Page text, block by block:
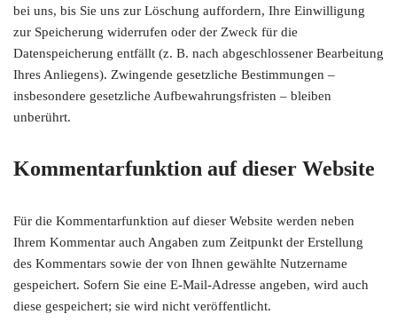
bei uns, bis Sie uns zur Löschung auffordern, Ihre Einwilligung
zur Speicherung widerrufen oder der Zweck für die
Datenspeicherung entfällt (z. B. nach abgeschlossener Bearbeitung
Ihres Anliegens). Zwingende gesetzliche Bestimmungen –
insbesondere gesetzliche Aufbewahrungsfristen – bleiben
unberührt.
Kommentarfunktion auf dieser Website
Für die Kommentarfunktion auf dieser Website werden neben
Ihrem Kommentar auch Angaben zum Zeitpunkt der Erstellung
des Kommentars sowie der von Ihnen gewählte Nutzername
gespeichert. Sofern Sie eine E-Mail-Adresse angeben, wird auch
diese gespeichert; sie wird nicht veröffentlicht.